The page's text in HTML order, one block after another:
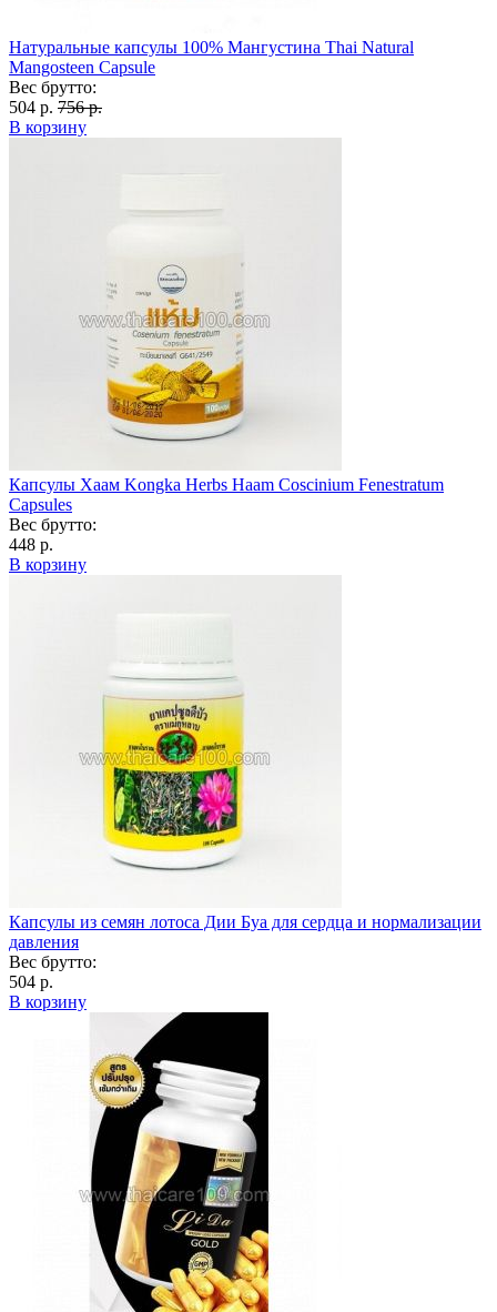
Натуральные капсулы 100% Мангустина Thai Natural
Mangosteen Capsule
Вес брутто:
504 р. 756 р.
В корзину
Капсулы Хаам Kongka Herbs Haam Coscinium Fenestratum
Capsules
Вес брутто:
448 р.
В корзину
Капсулы из семян лотоса Дии Буа для сердца и нормализации
давления
Вес брутто:
504 р.
В корзину